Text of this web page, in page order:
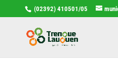
(02392) 410501/05